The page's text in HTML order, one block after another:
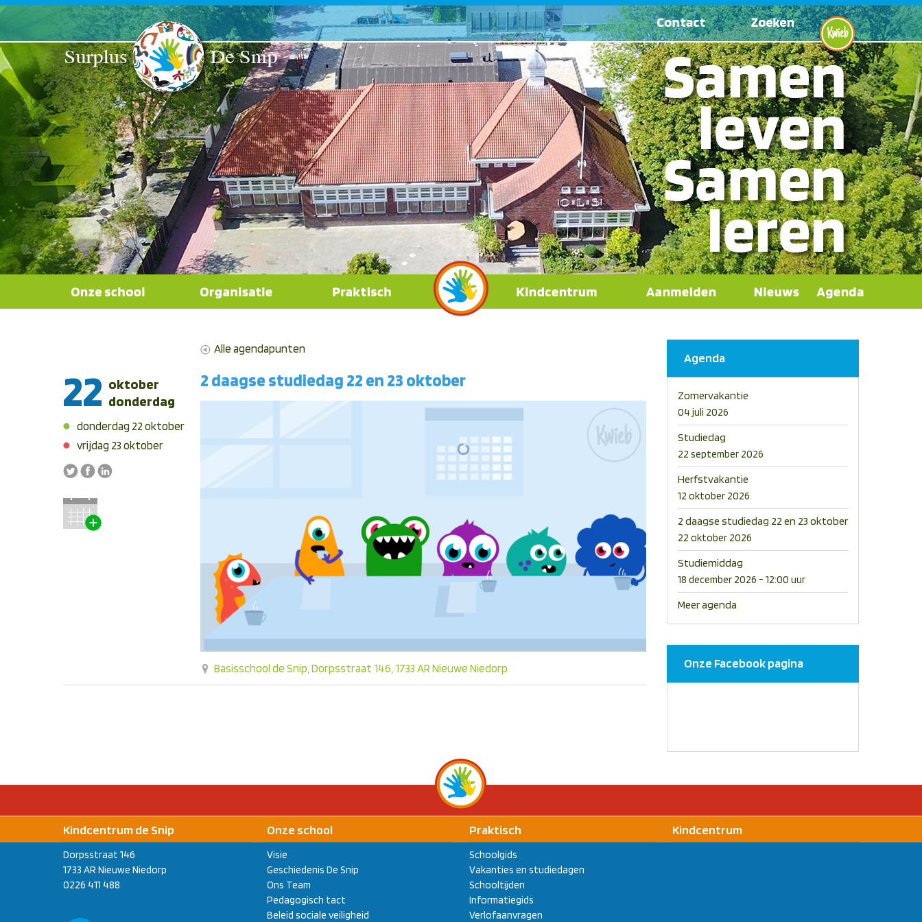
Alle agendapunten
22 oktober
donderdag
donderdag 22 oktober
vrijdag 23 oktober
2 daagse studiedag 22 en 23 oktober
Basisschool de Snip, Dorpsstraat 146, 1733 AR Nieuwe Niedorp
Agenda
Zomervakantie
04 juli 2026
Studiedag
22 september 2026
Herfstvakantie
12 oktober 2026
2 daagse studiedag 22 en 23 oktober
22 oktober 2026
Studiemiddag
18 december 2026 - 12:00 uur
Meer agenda
Onze Facebook pagina
Kindcentrum de Snip
Dorpsstraat 146
1733 AR Nieuwe Niedorp
0226 411 488
Onze school
Visie
Geschiedenis De Snip
Ons Team
Pedagogisch tact
Beleid sociale veiligheid
Praktisch
Schoolgids
Vakanties en studiedagen
Schooltijden
Informatiegids
Verlofaanvragen
Kindcentrum